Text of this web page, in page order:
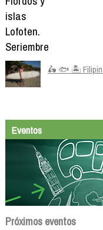
🛵 🐟 🏝️
Eventos
Próximos eventos